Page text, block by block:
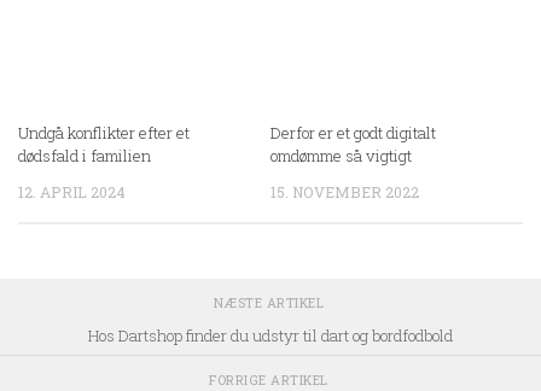
Undgå konflikter efter et
dødsfald i familien
12. APRIL 2024
Derfor er et godt digitalt
omdømme så vigtigt
15. NOVEMBER 2022
NÆSTE ARTIKEL
Hos Dartshop finder du udstyr til dart og bordfodbold
FORRIGE ARTIKEL